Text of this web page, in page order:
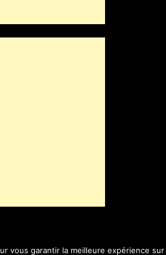
vous garantir la meilleure expérience